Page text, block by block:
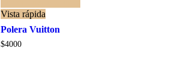
Vista rápida
Polera Vuitton
$4000